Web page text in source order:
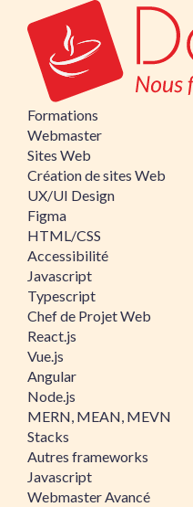
Formations
Webmaster
Sites Web
Création de sites Web
UX/UI Design
Figma
HTML/CSS
Accessibilité
Javascript
Typescript
Chef de Projet Web
React.js
Vue.js
Angular
Node.js
MERN, MEAN, MEVN
Stacks
Autres frameworks
Javascript
Webmaster Avancé